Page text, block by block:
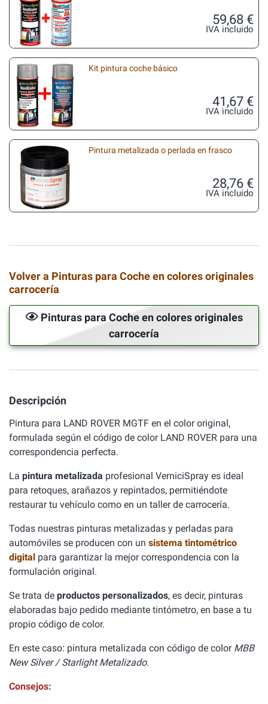
59,68 €
IVA incluido
Kit pintura coche básico
41,67 €
IVA incluido
Pintura metalizada o perlada en frasco
28,76 €
IVA incluido
Volver a Pinturas para Coche en colores originales
carrocería
Pinturas para Coche en colores originales
carrocería
Descripción
Pintura para LAND ROVER MGTF en el color original,
formulada según el código de color LAND ROVER para una
correspondencia perfecta.
La pintura metalizada profesional VerniciSpray es ideal
para retoques, arañazos y repintados, permitiéndote
restaurar tu vehículo como en un taller de carrocería.
Todas nuestras pinturas metalizadas y perladas para
automóviles se producen con un sistema tintométrico
digital para garantizar la mejor correspondencia con la
formulación original.
Se trata de productos personalizados, es decir, pinturas
elaboradas bajo pedido mediante tintómetro, en base a tu
propio código de color.
En este caso: pintura metalizada con código de color MBB
New Silver / Starlight Metalizado.
Consejos: